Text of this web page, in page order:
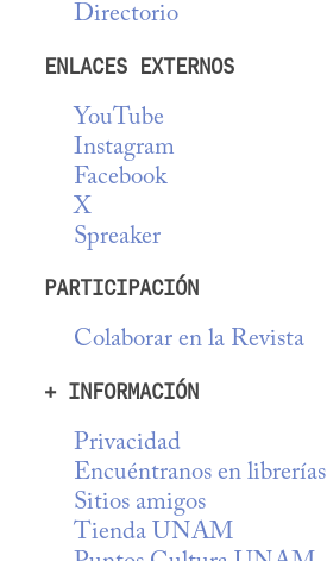
Directorio
ENLACES EXTERNOS
YouTube
Instagram
Facebook
X
Spreaker
PARTICIPACIÓN
Colaborar en la Revista
+ INFORMACIÓN
Privacidad
Encuéntranos en librerías
Sitios amigos
Tienda UNAM